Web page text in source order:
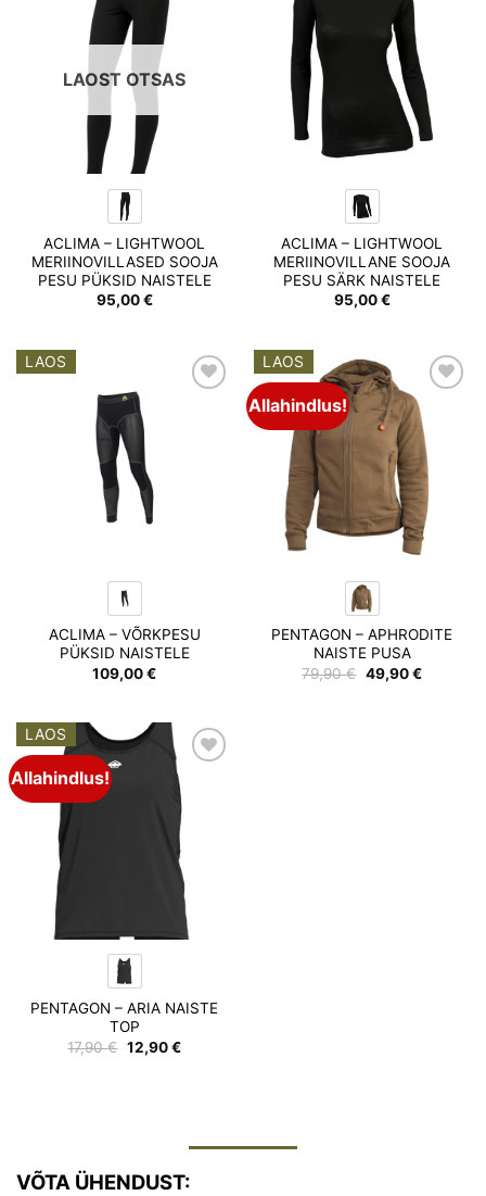
LAOST OTSAS
ACLIMA – LIGHTWOOL
MERIINOVILLASED SOOJA
PESU PÜKSID NAISTELE
95,00€
wishlist
ACLIMA – LIGHTWOOL
MERIINOVILLANE SOOJA
PESU SÄRK NAISTELE
95,00€
LAOS
ACLIMA – VÕRKPESU
PÜKSID NAISTELE
109,00€
Allahindlus!
LAOS
Add to
wishlist
PENTAGON – APHRODITE
NAISTE PUSA
79,90€ Algne
hind
49,90€
Allahindlus!
LAOS
Add to
wishlist
PENTAGON – ARIA NAISTE
TOP
17,90€ Algne
hind
12,90€Praegune
VÕTA ÜHENDUST: